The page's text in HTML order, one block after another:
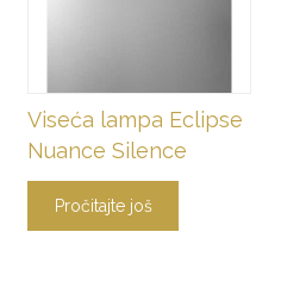
Viseća lampa Eclipse
Nuance Silence
Pročitajte još